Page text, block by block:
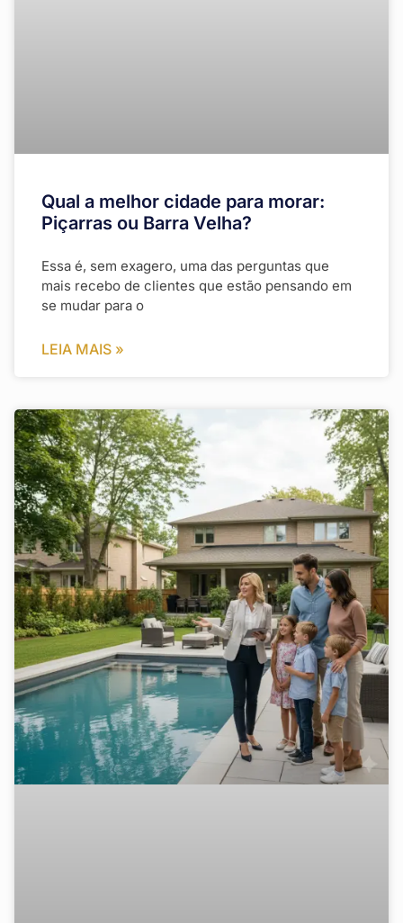
Qual a melhor cidade para morar:
Piçarras ou Barra Velha?
Essa é, sem exagero, uma das perguntas que
mais recebo de clientes que estão pensando em
se mudar para o
LEIA MAIS »